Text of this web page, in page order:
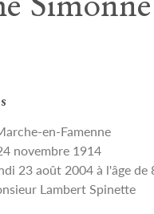
en-Famenne
novembre 1914
23 août 2004 à l'âge de
Lambert Spinette